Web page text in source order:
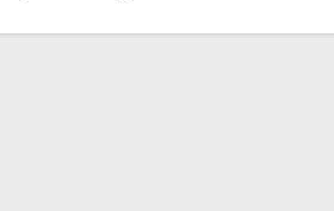
(ВИДЕО)
Загреб!